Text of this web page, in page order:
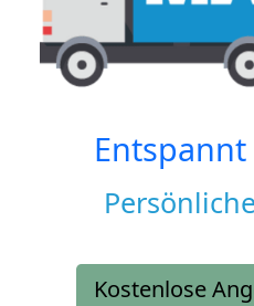
Kostenlose